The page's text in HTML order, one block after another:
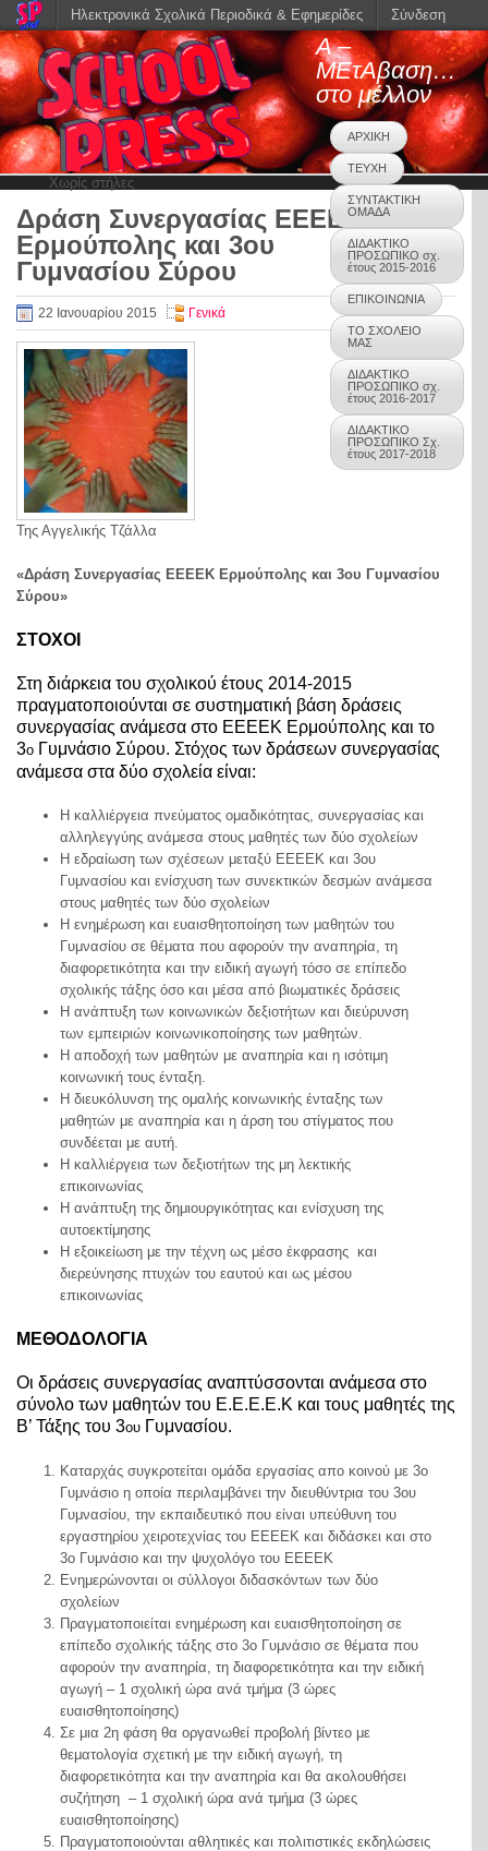
Α –
ΜΕτΑβαση…
στο μέλλον
ΑΡΧΙΚΗ
ΤΕΥΧΗ
ΣΥΝΤΑΚΤΙΚΗ
ΟΜΑΔΑ
ΔΙΔΑΚΤΙΚΟ
ΠΡΟΣΩΠΙΚΟ σχ.
έτους 2015-2016
ΕΠΙΚΟΙΝΩΝΙΑ
ΤΟ ΣΧΟΛΕΙΟ
ΜΑΣ
ΔΙΔΑΚΤΙΚΟ
ΠΡΟΣΩΠΙΚΟ σχ.
έτους 2016-2017
ΔΙΔΑΚΤΙΚΟ
ΠΡΟΣΩΠΙΚΟ Σχ.
έτους 2017-2018
Χωρίς στήλες
Δράση Συνεργασίας ΕΕΕΕΚ
Ερμούπολης και 3ου
Γυμνασίου Σύρου
22 Ιανουαρίου 2015 Γενικά
Της Αγγελικής Τζάλλα
«Δράση Συνεργασίας ΕΕΕΕΚ Ερμούπολης και 3ου Γυμνασίου
Σύρου»
ΣΤΟΧΟΙ
Στη διάρκεια του σχολικού έτους 2014-2015
πραγματοποιούνται σε συστηματική βάση δράσεις
συνεργασίας ανάμεσα στο ΕΕΕΕΚ Ερμούπολης και το
3ο Γυμνάσιο Σύρου. Στόχος των δράσεων συνεργασίας
ανάμεσα στα δύο σχολεία είναι:
Η καλλιέργεια πνεύματος ομαδικότητας, συνεργασίας και
αλληλεγγύης ανάμεσα στους μαθητές των δύο σχολείων
Η εδραίωση των σχέσεων μεταξύ ΕΕΕΕΚ και 3ου
Γυμνασίου και ενίσχυση των συνεκτικών δεσμών ανάμεσα
στους μαθητές των δύο σχολείων
Η ενημέρωση και ευαισθητοποίηση των μαθητών του
Γυμνασίου σε θέματα που αφορούν την αναπηρία, τη
διαφορετικότητα και την ειδική αγωγή τόσο σε επίπεδο
σχολικής τάξης όσο και μέσα από βιωματικές δράσεις
Η ανάπτυξη των κοινωνικών δεξιοτήτων και διεύρυνση
των εμπειριών κοινωνικοποίησης των μαθητών.
Η αποδοχή των μαθητών με αναπηρία και η ισότιμη
κοινωνική τους ένταξη.
Η διευκόλυνση της ομαλής κοινωνικής ένταξης των
μαθητών με αναπηρία και η άρση του στίγματος που
συνδέεται με αυτή.
Η καλλιέργεια των δεξιοτήτων της μη λεκτικής
επικοινωνίας
Η ανάπτυξη της δημιουργικότητας και ενίσχυση της
αυτοεκτίμησης
Η εξοικείωση με την τέχνη ως μέσο έκφρασης και
διερεύνησης πτυχών του εαυτού και ως μέσου
επικοινωνίας
ΜΕΘΟΔΟΛΟΓΙΑ
Οι δράσεις συνεργασίας αναπτύσσονται ανάμεσα στο
σύνολο των μαθητών του Ε.Ε.Ε.Ε.Κ και τους μαθητές της
Β’ Τάξης του 3ου Γυμνασίου.
Καταρχάς συγκροτείται ομάδα εργασίας απο κοινού με 3ο
Γυμνάσιο η οποία περιλαμβάνει την διευθύντρια του 3ου
Γυμνασίου, την εκπαιδευτικό που είναι υπεύθυνη του
εργαστηρίου χειροτεχνίας του ΕΕΕΕΚ και διδάσκει και στο
3ο Γυμνάσιο και την ψυχολόγο του ΕΕΕΕΚ
Ενημερώνονται οι σύλλογοι διδασκόντων των δύο
σχολείων
Πραγματοποιείται ενημέρωση και ευαισθητοποίηση σε
επίπεδο σχολικής τάξης στο 3ο Γυμνάσιο σε θέματα που
αφορούν την αναπηρία, τη διαφορετικότητα και την ειδική
αγωγή – 1 σχολική ώρα ανά τμήμα (3 ώρες
ευαισθητοποίησης)
Σε μια 2η φάση θα οργανωθεί προβολή βίντεο με
θεματολογία σχετική με την ειδική αγωγή, τη
διαφορετικότητα και την αναπηρία και θα ακολουθήσει
συζήτηση – 1 σχολική ώρα ανά τμήμα (3 ώρες
ευαισθητοποίησης)
Πραγματοποιούνται αθλητικές και πολιτιστικές εκδηλώσεις
Ηλεκτρονικά Σχολικά Περιοδικά & Εφημερίδες Σύνδεση